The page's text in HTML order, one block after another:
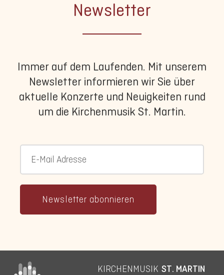
Newsletter
Immer auf dem Laufenden. Mit unserem
Newsletter informieren wir Sie über
aktuelle Konzerte und Neuigkeiten rund
um die Kirchenmusik St. Martin.
Newsletter abonnieren
KIRCHENMUSIK ST. MARTIN